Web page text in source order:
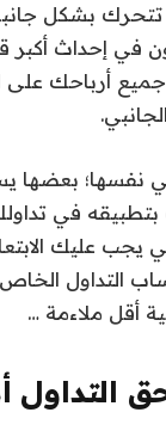
تتحرك بشكل
في إحداث أكبر
أرباحك على
بعضها
في
يجب عليك
التداول
أقل ملاءمة …